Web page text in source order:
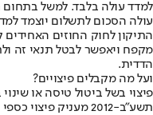
למדד עולה בלבד. למשל
עולה הסכום לתשלום יוצמד
התיקון לחוק החוזים
מקפח ויאפשר לבטל תנאי זה
הדדית.
ועל מה מקבלים פיצויים?
פיצוי בשל ביטול טיסה או
תשע"ב-2012 מעניק